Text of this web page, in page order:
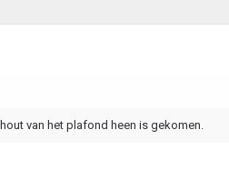
van het plafond heen is gekomen.